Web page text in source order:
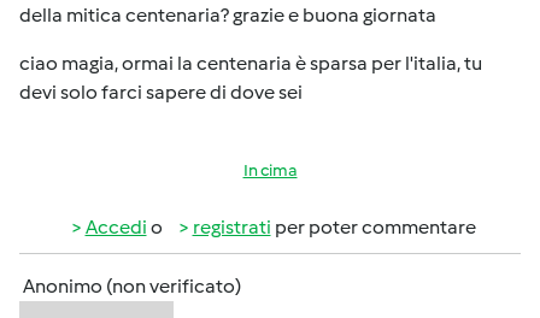
della mitica centenaria? grazie e buona giornata
ciao magia, ormai la centenaria è sparsa per l'italia, tu
devi solo farci sapere di dove sei
In cima
Accedi o registrati per poter commentare
Anonimo (non verificato)